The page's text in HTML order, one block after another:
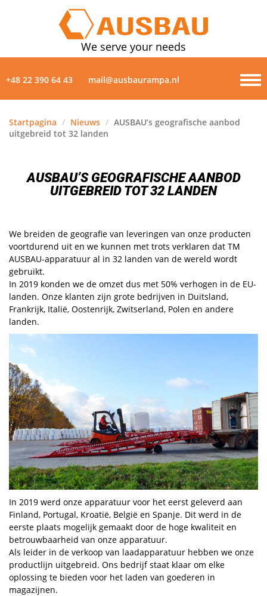
We serve your needs
+48 22 390 64 43 mail@ausbaurampa.nl
PRODUCTEN
GALERIJ
CONTACTEN
Startpagina / Nieuws / AUSBAU’s geografische aanbod
uitgebreid tot 32 landen
AUSBAU’S GEOGRAFISCHE AANBOD
UITGEBREID TOT 32 LANDEN
We breiden de geografie van leveringen van onze producten
voortdurend uit en we kunnen met trots verklaren dat TM
AUSBAU-apparatuur al in 32 landen van de wereld wordt
gebruikt.
In 2019 konden we de omzet dus met 50% verhogen in de EU-
landen. Onze klanten zijn grote bedrijven in Duitsland,
Frankrijk, Italië, Oostenrijk, Zwitserland, Polen en andere
landen.
In 2019 werd onze apparatuur voor het eerst geleverd aan
Finland, Portugal, Kroatië, België en Spanje. Dit werd in de
eerste plaats mogelijk gemaakt door de hoge kwaliteit en
betrouwbaarheid van onze apparatuur.
Als leider in de verkoop van laadapparatuur hebben we onze
productlijn uitgebreid. Ons bedrijf staat klaar om elke
oplossing te bieden voor het laden van goederen in
magazijnen.